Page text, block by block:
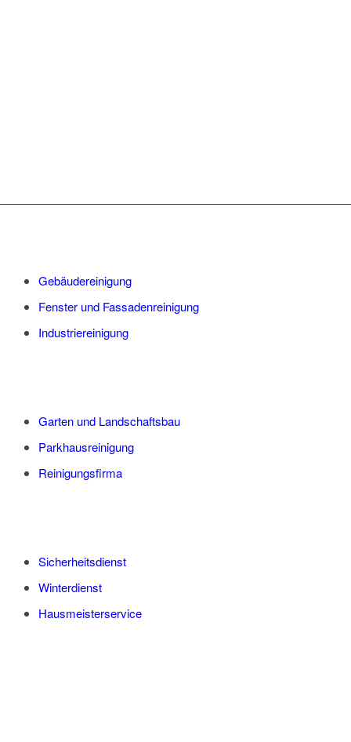
Gebäudereinigung
Fenster und Fassadenreinigung
Industriereinigung
Garten und Landschaftsbau
Parkhausreinigung
Reinigungsfirma
Sicherheitsdienst
Winterdienst
Hausmeisterservice